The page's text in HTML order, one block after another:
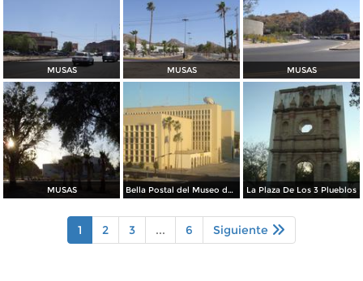
MUSAS MUSAS MUSAS
MUSAS Bella Postal del Museo de La Universidad La Plaza De Los 3 Plueblos
1 2 3 ... 6 Siguiente